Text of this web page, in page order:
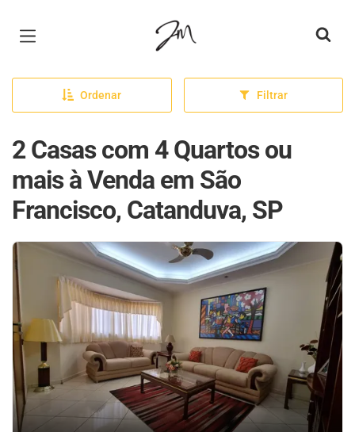
Página inicial
Ordenar Filtrar
2 Casas com 4 Quartos ou
mais à Venda em São
Francisco, Catanduva, SP